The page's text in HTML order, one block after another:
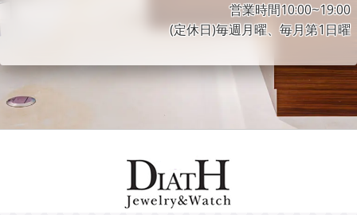
営業時間10:00~19:00
(定休日)毎週月曜、毎月第1日曜